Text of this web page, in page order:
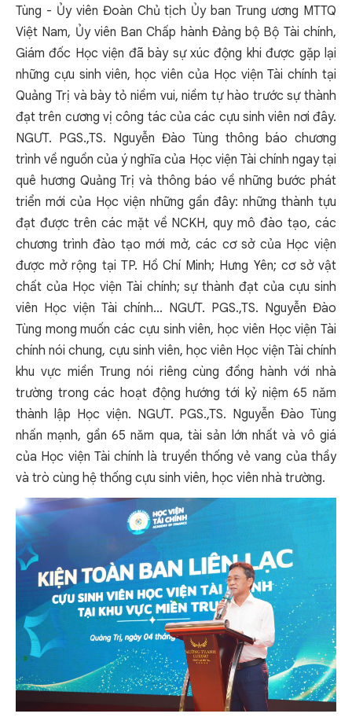
Tùng - Ủy viên Đoàn Chủ tịch Ủy ban Trung ương MTTQ
Việt Nam, Ủy viên Ban Chấp hành Đảng bộ Bộ Tài chính,
Giám đốc Học viện đã bày sự xúc động khi được gặp lại
những cựu sinh viên, học viên của Học viện Tài chính tại
Quảng Trị và bày tỏ niềm vui, niềm tự hào trước sự thành
đạt trên cương vị công tác của các cựu sinh viên nơi đây.
NGƯT. PGS.,TS. Nguyễn Đào Tùng thông báo chương
trình về nguồn của ý nghĩa của Học viện Tài chính ngay tại
quê hương Quảng Trị và thông báo về những bước phát
triển mới của Học viện những gần đây: những thành tựu
đạt được trên các mặt về NCKH, quy mô đào tạo, các
chương trình đào tạo mới mở, các cơ sở của Học viện
được mở rộng tại TP. Hồ Chí Minh; Hưng Yên; cơ sở vật
chất của Học viện Tài chính; sự thành đạt của cựu sinh
viên Học viện Tài chính... NGƯT. PGS.,TS. Nguyễn Đào
Tùng mong muốn các cựu sinh viên, học viên Học viện Tài
chính nói chung, cựu sinh viên, học viên Học viện Tài chính
khu vực miền Trung nói riêng cùng đồng hành với nhà
trường trong các hoạt động hướng tới kỷ niệm 65 năm
thành lập Học viện. NGƯT. PGS.,TS. Nguyễn Đào Tùng
nhấn mạnh, gần 65 năm qua, tài sản lớn nhất và vô giá
của Học viện Tài chính là truyền thống vẻ vang của thầy
và trò cùng hệ thống cựu sinh viên, học viên nhà trường.